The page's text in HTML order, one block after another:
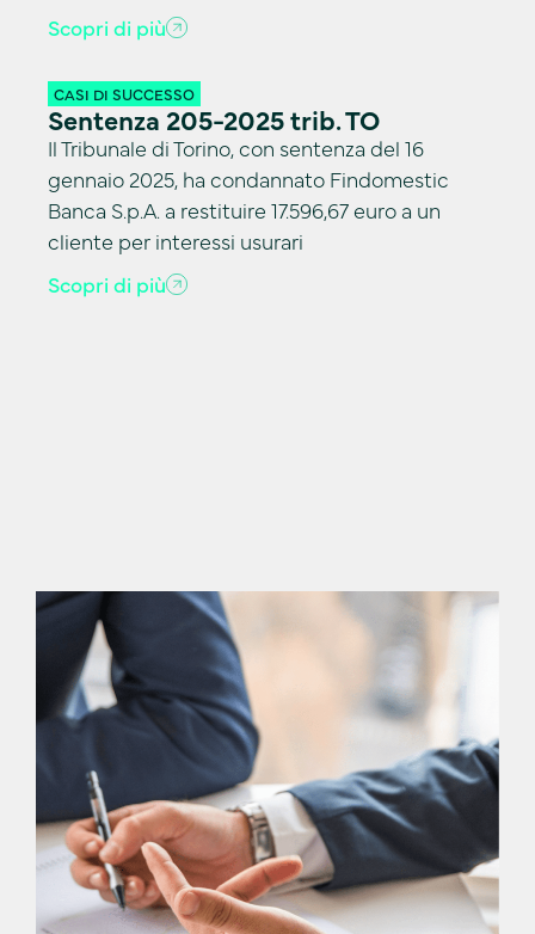
Scopri di più
CASI DI SUCCESSO
Sentenza 205-2025 trib. TO
Il Tribunale di Torino, con sentenza del 16
gennaio 2025, ha condannato Findomestic
Banca S.p.A. a restituire 17.596,67 euro a un
cliente per interessi usurari
Scopri di più